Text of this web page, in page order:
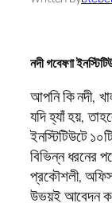
নদী গবেষণা
আপনি কি নদী,
যদি হ্যাঁ হয়,
ইনস্টিটিউটে
বিভিন্ন ধরনের
প্রকৌশলী,
উভয়ই আবেদন